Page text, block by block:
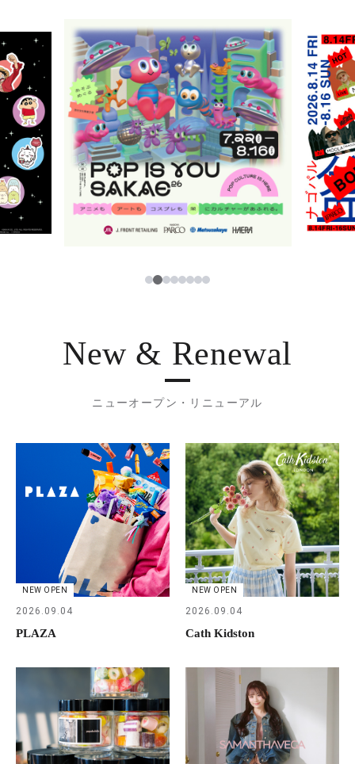
レストラン・カフェ
TAX FREE
PARCOメンバーズ
ภาษาไทย
日本語
1234567
New & Renewal
ニューオープン・リニューアル
NEW OPEN
2026.09.04
PLAZA
NEW OPEN
2026.09.04
Cath Kidston